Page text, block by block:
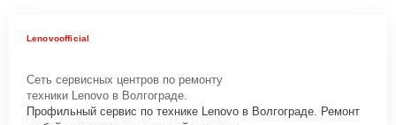
Lenovoofficial
Сеть сервисных центров по ремонту
техники Lenovo в Волгограде.
Профильный сервис по технике Lenovo в Волгограде. Ремонт